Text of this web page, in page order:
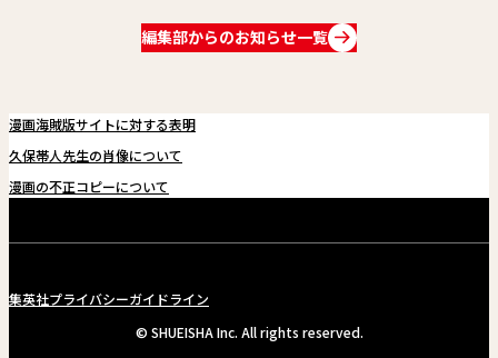
編集部からのお知らせ一覧
漫画海賊版サイトに対する表明
久保帯人先生の肖像について
漫画の不正コピーについて
集英社プライバシーガイドライン
© SHUEISHA Inc. All rights reserved.